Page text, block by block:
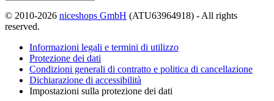
© 2010-2026 niceshops GmbH (ATU63964918) - All rights
reserved.
Informazioni legali e termini di utilizzo
Protezione dei dati
Condizioni generali di contratto e politica di cancellazione
Dichiarazione di accessibilità
Impostazioni sulla protezione dei dati